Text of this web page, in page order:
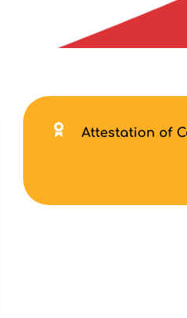
Attestation of